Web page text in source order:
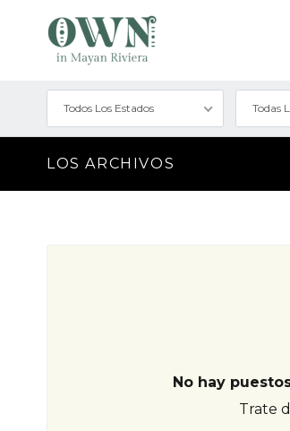
Todos Los Estados Todas
LOS ARCHIVOS
No hay
Trate